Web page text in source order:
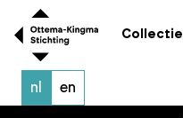
Collectie
nl en